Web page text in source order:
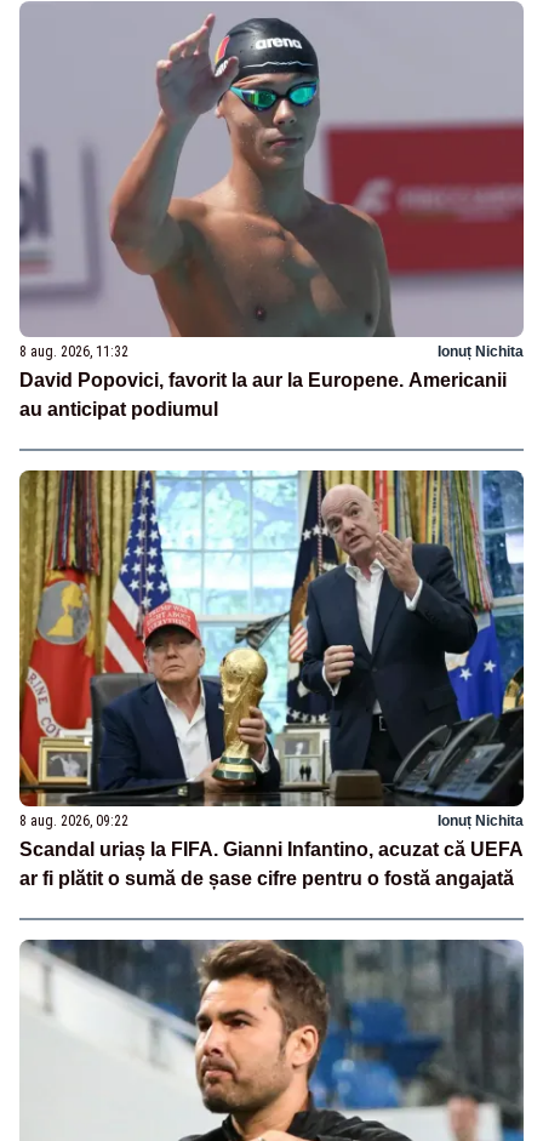
8 aug. 2026, 11:32 Ionuț Nichita
David Popovici, favorit la aur la Europene. Americanii
au anticipat podiumul
8 aug. 2026, 09:22 Ionuț Nichita
Scandal uriaș la FIFA. Gianni Infantino, acuzat că UEFA
ar fi plătit o sumă de șase cifre pentru o fostă angajată